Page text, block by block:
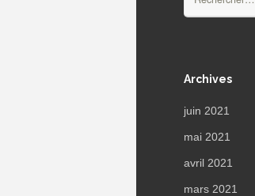
Archives
juin 2021
mai 2021
avril 2021
mars 2021